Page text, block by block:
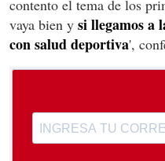
contento el tema de los
vaya bien y si llegamos a
con salud deportiva',